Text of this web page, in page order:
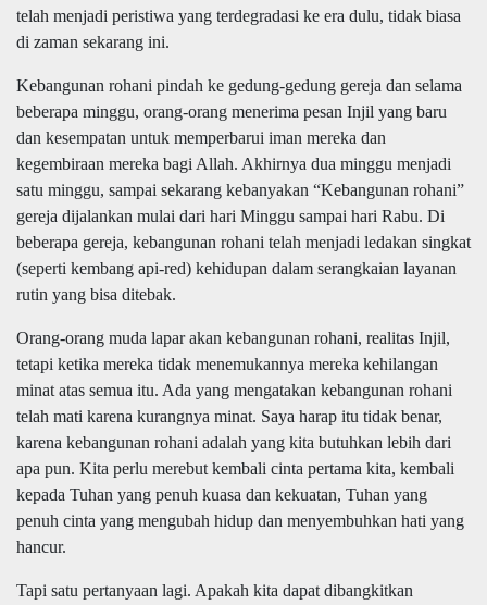
telah menjadi peristiwa yang terdegradasi ke era dulu, tidak biasa
di zaman sekarang ini.
Kebangunan rohani pindah ke gedung-gedung gereja dan selama
beberapa minggu, orang-orang menerima pesan Injil yang baru
dan kesempatan untuk memperbarui iman mereka dan
kegembiraan mereka bagi Allah. Akhirnya dua minggu menjadi
satu minggu, sampai sekarang kebanyakan “Kebangunan rohani”
gereja dijalankan mulai dari hari Minggu sampai hari Rabu. Di
beberapa gereja, kebangunan rohani telah menjadi ledakan singkat
(seperti kembang api-red) kehidupan dalam serangkaian layanan
rutin yang bisa ditebak.
Orang-orang muda lapar akan kebangunan rohani, realitas Injil,
tetapi ketika mereka tidak menemukannya mereka kehilangan
minat atas semua itu. Ada yang mengatakan kebangunan rohani
telah mati karena kurangnya minat. Saya harap itu tidak benar,
karena kebangunan rohani adalah yang kita butuhkan lebih dari
apa pun. Kita perlu merebut kembali cinta pertama kita, kembali
kepada Tuhan yang penuh kuasa dan kekuatan, Tuhan yang
penuh cinta yang mengubah hidup dan menyembuhkan hati yang
hancur.
Tapi satu pertanyaan lagi. Apakah kita dapat dibangkitkan